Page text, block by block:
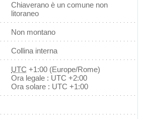
Chiaverano è un comune non
litoraneo
Non montano
Collina interna
UTC +1:00 (Europe/Rome)
Ora legale : UTC +2:00
Ora solare : UTC +1:00